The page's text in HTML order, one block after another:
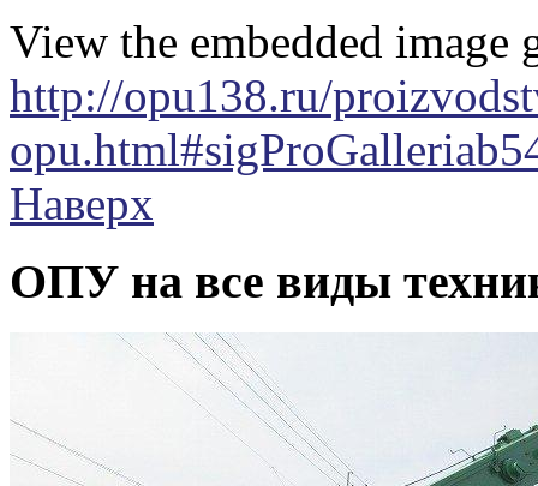
View the embedded image
http://opu138.ru/
Наверх
ОПУ на все виды